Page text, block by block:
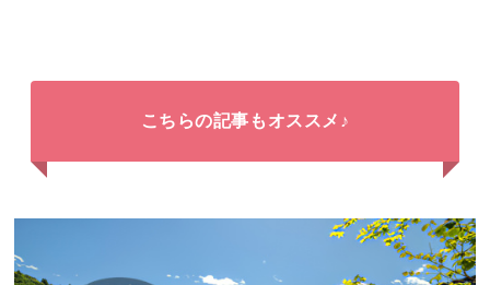
こちらの記事もオススメ♪